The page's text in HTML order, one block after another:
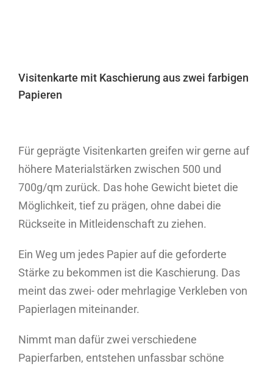
Visitenkarte mit Kaschierung aus zwei farbigen
Papieren
Für geprägte Visitenkarten greifen wir gerne auf
höhere Materialstärken zwischen 500 und
700g/qm zurück. Das hohe Gewicht bietet die
Möglichkeit, tief zu prägen, ohne dabei die
Rückseite in Mitleidenschaft zu ziehen.
Ein Weg um jedes Papier auf die geforderte
Stärke zu bekommen ist die Kaschierung. Das
meint das zwei- oder mehrlagige Verkleben von
Papierlagen miteinander.
Nimmt man dafür zwei verschiedene
Papierfarben, entstehen unfassbar schöne